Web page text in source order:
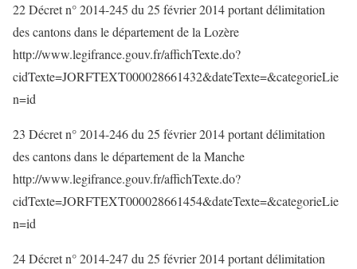
22 Décret n° 2014-245 du 25 février 2014 portant délimitation
des cantons dans le département de la Lozère
http://www.legifrance.gouv.fr/affichTexte.do?
cidTexte=JORFTEXT000028661432&dateTexte=&categorieLie
n=id
23 Décret n° 2014-246 du 25 février 2014 portant délimitation
des cantons dans le département de la Manche
http://www.legifrance.gouv.fr/affichTexte.do?
cidTexte=JORFTEXT000028661454&dateTexte=&categorieLie
n=id
24 Décret n° 2014-247 du 25 février 2014 portant délimitation